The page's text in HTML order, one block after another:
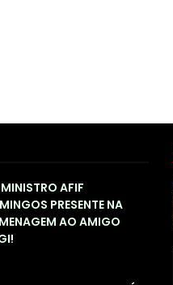
AFIF
PRESENTE NA
AO AMIGO